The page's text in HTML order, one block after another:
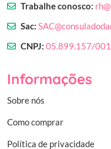
Trabalhe conosco:
Sac:
CNPJ: 05.899.157/
Informações
Sobre nós
Como comprar
Política de privacidade